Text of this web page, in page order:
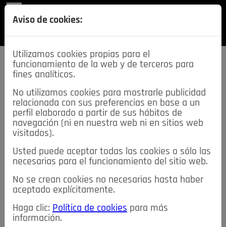
SECCIONES
descarga esta
REVISTA
≡NOTICIAS
NOTICIAS SERVICIOS DE INTERÉS
TABLÓN DE ANUNCIOS MIS ANUNCIOS CONTACTO
NOSOTROS
Aviso de cookies:
Utilizamos cookies propias para el
funcionamiento de la web y de terceros para
fines analíticos.
No utilizamos cookies para mostrarle publicidad
relacionada con sus preferencias en base a un
perfil elaborado a partir de sus hábitos de
navegación (ni en nuestra web ni en sitios web
visitados).
Usted puede aceptar todas las cookies o sólo las
necesarias para el funcionamiento del sitio web.
No se crean cookies no necesarias hasta haber
aceptado explícitamente.
Haga clic: Política de cookies para más
información.